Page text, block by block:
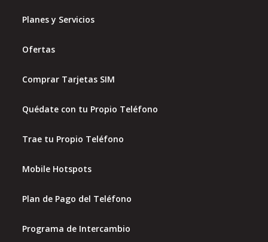
Planes y Servicios
Ofertas
Comprar Tarjetas SIM
Quédate con tu Propio Teléfono
Trae tu Propio Teléfono
Mobile Hotspots
Plan de Pago del Teléfono
Programa de Intercambio